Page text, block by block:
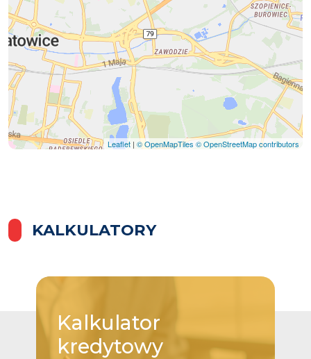
Leaflet | © OpenMapTiles© OpenStreetMap contributors
KALKULATORY
Kalkulator
kredytowy